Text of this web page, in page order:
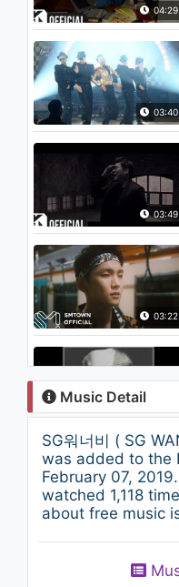
04:29
03:40
03:49
03:22
04:41
05:33
Music Detail
SG워너비 ( SG
was added to the
February 07,
watched 1,118
about free music